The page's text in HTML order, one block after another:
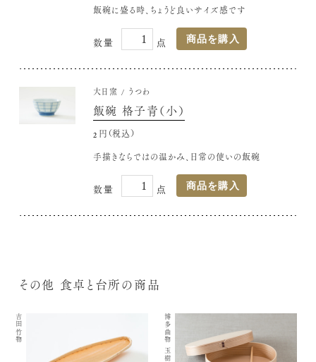
飯碗に盛る時、ちょうど良いサイズ感です
大日窯 うつわ
飯碗 格子青（小）
2,090円(税込)
手描きならではの温かみ、日常の使いの飯碗
その他 食卓と台所の商品
吉田竹物 博多曲物 玉樹